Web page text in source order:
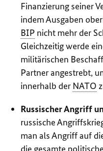
Finanzierung seiner
indem Ausgaben
BIP nicht mehr der
Gleichzeitig werde
militärischen
Partner angestrebt,
innerhalb der NATO
Russischer Angriff
russische
man als Angriff auf